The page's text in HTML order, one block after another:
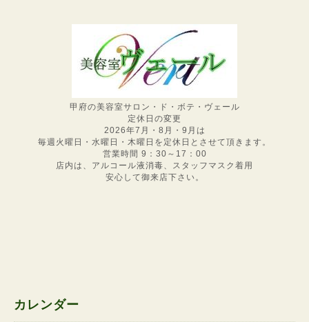
甲府の美容室サロン・ド・ボテ・ヴェール
定休日の変更
2026年7月・8月・9月は
毎週火曜日・水曜日・木曜日を定休日とさせて頂きます。
営業時間 9：30～17：00
店内は、アルコール液消毒、スタッフマスク着用
安心して御来店下さい。
カレンダー